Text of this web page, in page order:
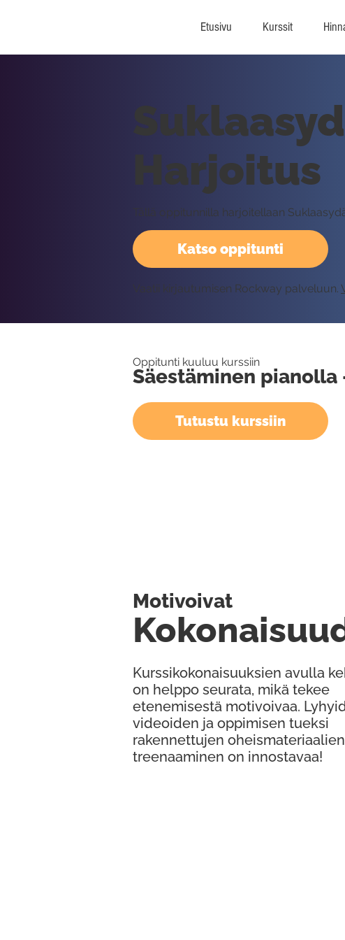
Etusivu Kurssit
Katso oppitunti
Harjoitus
Tällä oppitunnilla harjoitellaan
Vaatii kirjautumisen Rockway palveluun.
Oppitunti kuuluu kurssiin
Säestäminen
Tutustu kurssiin
Kurssikokonaisuuksien avulla
on helppo seurata, mikä tekee
etenemisestä motivoivaa.
videoiden ja oppimisen tueksi
rakennettujen
treenaaminen on innostavaa!
Motivoivat